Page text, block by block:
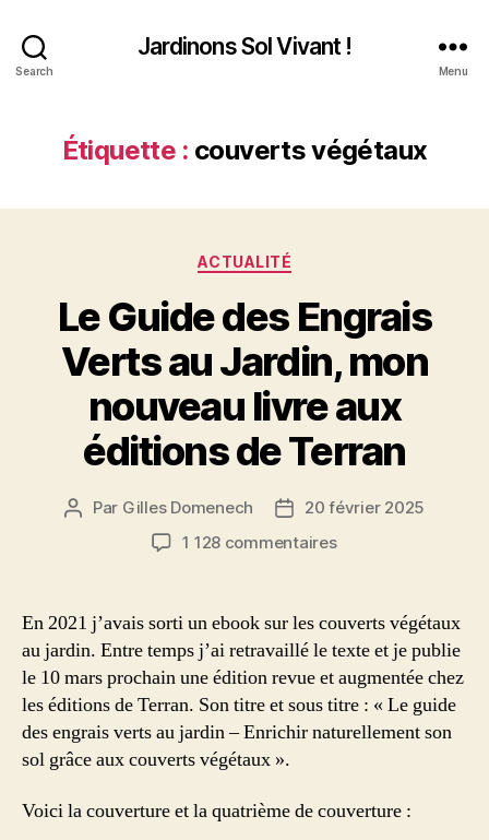
Search
Jardinons Sol Vivant !
Menu
Étiquette : couverts végétaux
Catégories
ACTUALITÉ
Le Guide des Engrais
Verts au Jardin, mon
nouveau livre aux
éditions de Terran
Auteur
Par Gilles Domenech
Date20 février 2025
1 128 commentairessur
Verts
au
Jardin,
mon
aux
En 2021 j’avais sorti un ebook sur les couverts végétaux
au jardin. Entre temps j’ai retravaillé le texte et je publie
le 10 mars prochain une édition revue et augmentée chez
les éditions de Terran. Son titre et sous titre : « Le guide
des engrais verts au jardin – Enrichir naturellement son
sol grâce aux couverts végétaux ».
Voici la couverture et la quatrième de couverture :